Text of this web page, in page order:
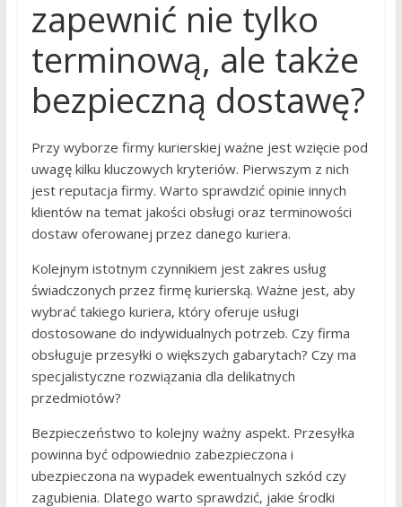
zapewnić nie tylko
terminową, ale także
bezpieczną dostawę?
Przy wyborze firmy kurierskiej ważne jest wzięcie pod
uwagę kilku kluczowych kryteriów. Pierwszym z nich
jest reputacja firmy. Warto sprawdzić opinie innych
klientów na temat jakości obsługi oraz terminowości
dostaw oferowanej przez danego kuriera.
Kolejnym istotnym czynnikiem jest zakres usług
świadczonych przez firmę kurierską. Ważne jest, aby
wybrać takiego kuriera, który oferuje usługi
dostosowane do indywidualnych potrzeb. Czy firma
obsługuje przesyłki o większych gabarytach? Czy ma
specjalistyczne rozwiązania dla delikatnych
przedmiotów?
Bezpieczeństwo to kolejny ważny aspekt. Przesyłka
powinna być odpowiednio zabezpieczona i
ubezpieczona na wypadek ewentualnych szkód czy
zagubienia. Dlatego warto sprawdzić, jakie środki